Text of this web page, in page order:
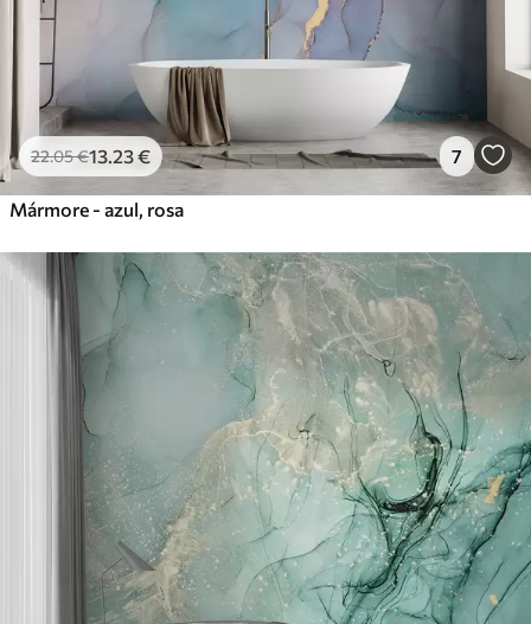
22.05€13 .23€ 7
Mármore - azul, rosa